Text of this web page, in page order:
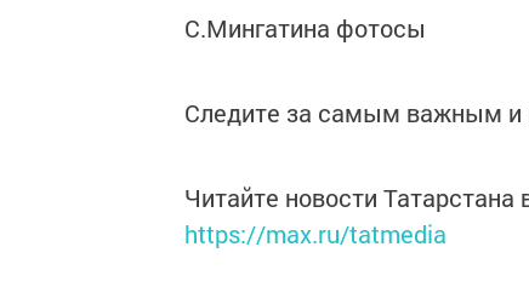
С.Мингатина фотосы
Следите за самым важным и
Читайте новости
https://max.ru/tatmedia